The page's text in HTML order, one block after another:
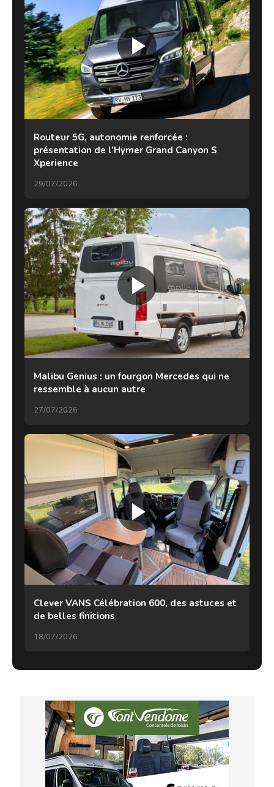
Routeur 5G, autonomie renforcée :
présentation de l’Hymer Grand Canyon S
Xperience
29/07/2026
Malibu Genius : un fourgon Mercedes qui ne
ressemble à aucun autre
27/07/2026
Clever VANS Célébration 600, des astuces et
de belles finitions
18/07/2026